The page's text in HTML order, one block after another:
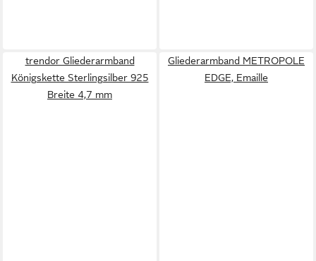
trendor Gliederarmband
Königskette Sterlingsilber 925
Breite 4,7 mm
Gliederarmband METROPOLE
EDGE, Emaille